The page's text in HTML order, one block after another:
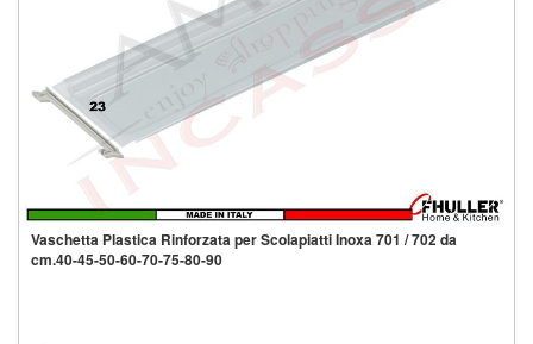
Vaschetta Plastica Rinforzata per Scolapiatti Inoxa 701 / 702 da
cm.40-45-50-60-70-75-80-90